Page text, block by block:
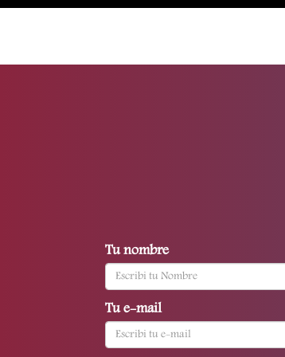
Tu nombre
Tu e-mail